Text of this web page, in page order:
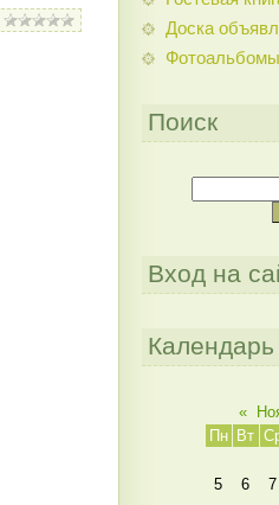
Доска
Фотоальбомы
Поиск
Вход на
Календарь
«
Пн
Вт
5
6 7